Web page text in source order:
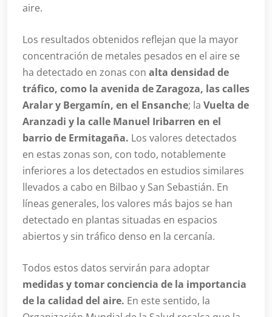
aire.
Los resultados obtenidos reflejan que la mayor
concentración de metales pesados en el aire se
ha detectado en zonas con alta densidad de
tráfico, como la avenida de Zaragoza, las calles
Aralar y Bergamín, en el Ensanche; la Vuelta de
Aranzadi y la calle Manuel Iribarren en el
barrio de Ermitagaña. Los valores detectados
en estas zonas son, con todo, notablemente
inferiores a los detectados en estudios similares
llevados a cabo en Bilbao y San Sebastián. En
líneas generales, los valores más bajos se han
detectado en plantas situadas en espacios
abiertos y sin tráfico denso en la cercanía.
Todos estos datos servirán para adoptar
medidas y tomar conciencia de la importancia
de la calidad del aire. En este sentido, la